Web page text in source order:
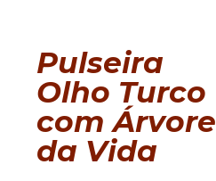
Pulseira
Olho Turco
com Árvore
da Vida